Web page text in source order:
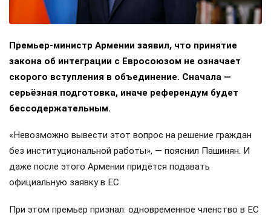
Премьер-министр Армении заявил, что принятие
закона об интеграции с Евросоюзом не означает
скорого вступления в объединение. Сначала —
серьёзная подготовка, иначе референдум будет
бессодержательным.
«Невозможно вывести этот вопрос на решение граждан
без институциональной работы», — пояснил Пашинян. И
даже после этого Армении придётся подавать
официальную заявку в ЕС.
При этом премьер признал: одновременное членство в ЕС